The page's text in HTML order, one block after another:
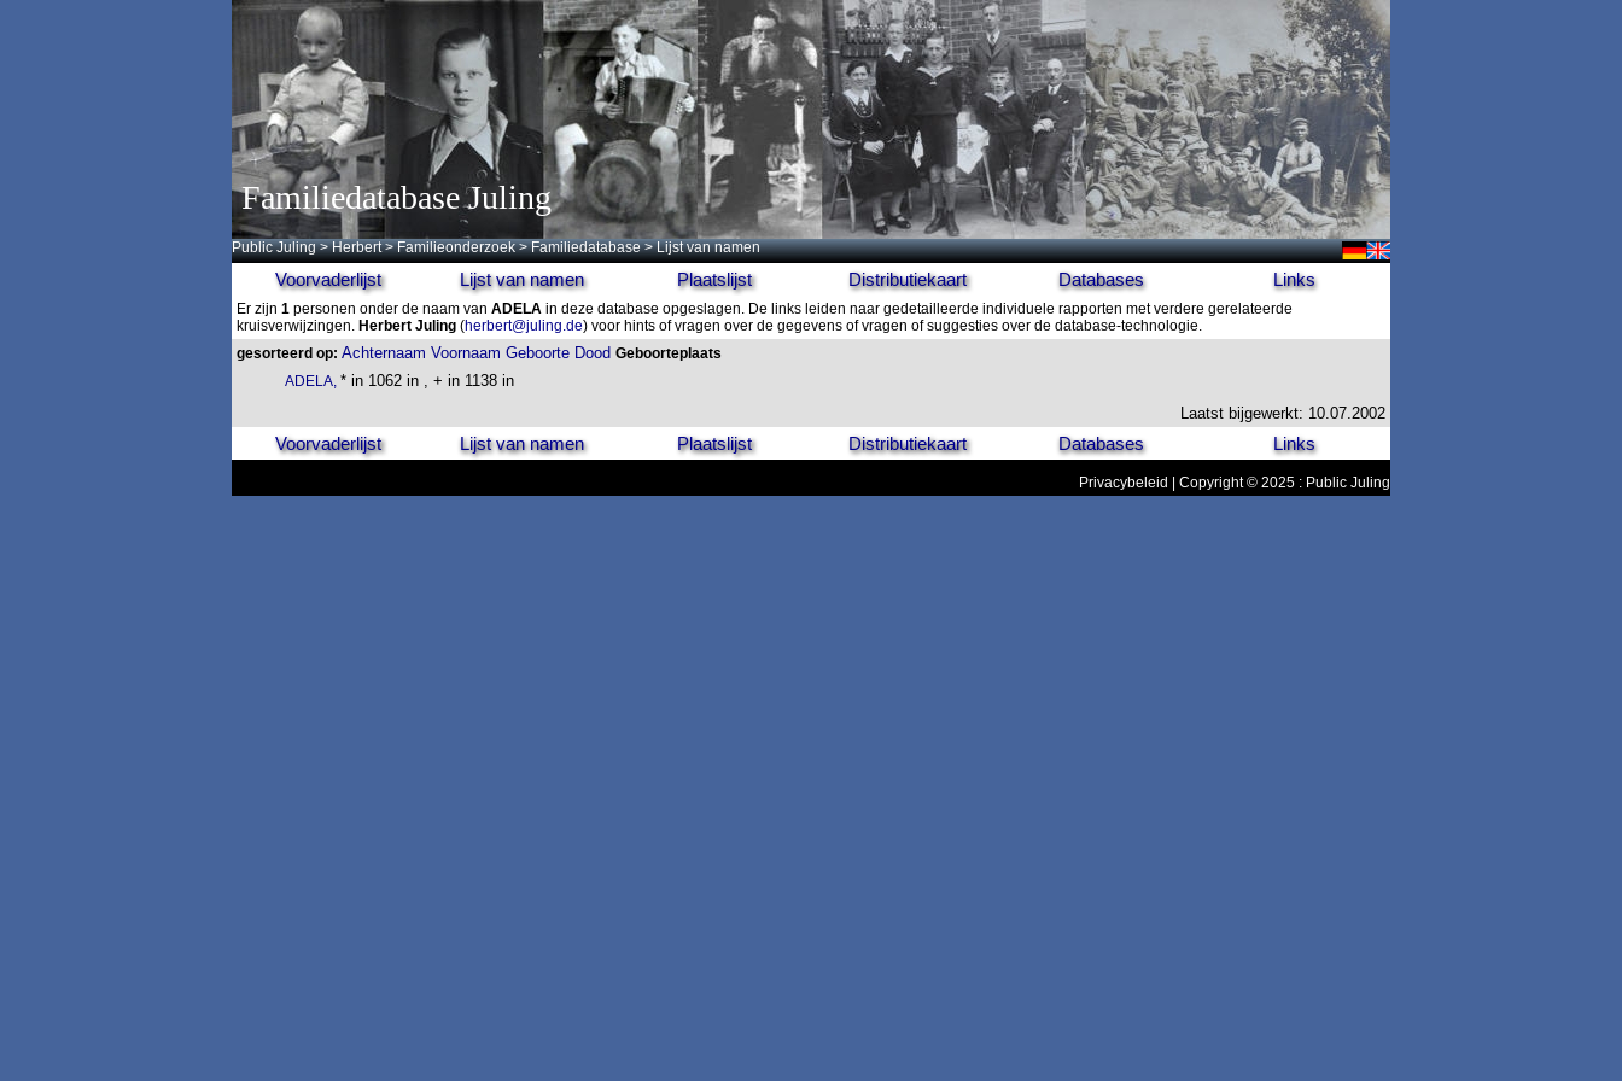
Familiedatabase Juling
Public Juling >Herbert >Familieonderzoek >Familiedatabase > Lijst van namen
Voorvaderlijst Lijst van namen Plaatslijst Distributiekaart Databases Links
Er zijn 1 personen onder de naam van ADELA in deze database opgeslagen. De links leiden naar gedetailleerde individuele rapporten met verdere gerelateerde
kruisverwijzingen. Herbert Juling (herbert@juling.de) voor hints of vragen over de gegevens of vragen of suggesties over de database-technologie.
gesorteerd op: Achternaam Voornaam Geboorte Dood Geboorteplaats
ADELA, * in 1062 in , + in 1138 in
Laatst bijgewerkt: 10.07.2002
Voorvaderlijst Lijst van namen Plaatslijst Distributiekaart Databases Links
Privacybeleid | Copyright © 2025 : Public Juling